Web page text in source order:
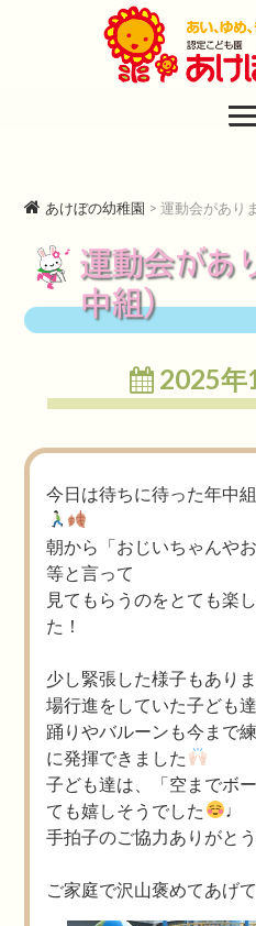
あけぼ
あけぼの幼稚園 >運動会があり
運動会があ
中組）
2025年
今日は待ちに待った年中
朝から「おじいちゃんや
等と言って
見てもらうのをとても楽
た！
少し緊張した様子もあり
場行進をしていた子ども達
踊りやバルーンも今まで
に発揮できました
子ども達は、「空までボ
ても嬉しそうでした
♩
手拍子のご協力ありがと
ご家庭で沢山褒めてあげ